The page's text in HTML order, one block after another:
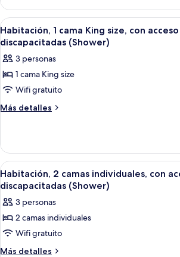
(Ocean
Lagoon)
Abrir
todas
fotos
de
Habitación,
1
size,
con
acceso
para
personas
discapacitadas
(Shower)
Habitación
4
Habitación, 1 cama King size, con
discapacitadas (Shower)
3 personas
1 cama King size
Wifi gratuito
Más detalles
Más
1
cama
King
size,
acceso
para
discapacitadas
(Shower)
Abrir
todas
fotos
de
Habitación,
2
Habitación
5
Habitación, 2 camas individuales, con
discapacitadas (Shower)
3 personas
2 camas individuales
Wifi gratuito
Más detalles
Más